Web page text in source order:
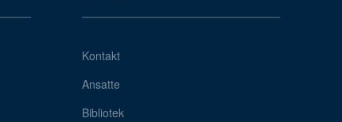
Kontakt
Ansatte
Bibliotek